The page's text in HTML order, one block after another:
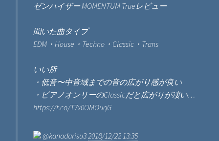
ゼンハイザー MOMENTUM Trueレビュー
聞いた曲タイプ
EDM・House・Techno・Classic・Trans
いい所
・低音〜中音域までの音の広がり感が良い
・ピアノオンリーのClassicだと広がりが凄い…
https://t.co/T7x0OMOuqG
@kanadarisu3 2018/12/22 13:35